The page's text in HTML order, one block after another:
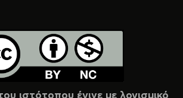
ιστότοπου έγινε με λογισμικό